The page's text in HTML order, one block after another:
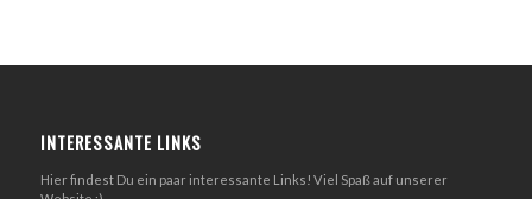
INTERESSANTE LINKS
Hier findest Du ein paar interessante Links! Viel Spaß auf unserer